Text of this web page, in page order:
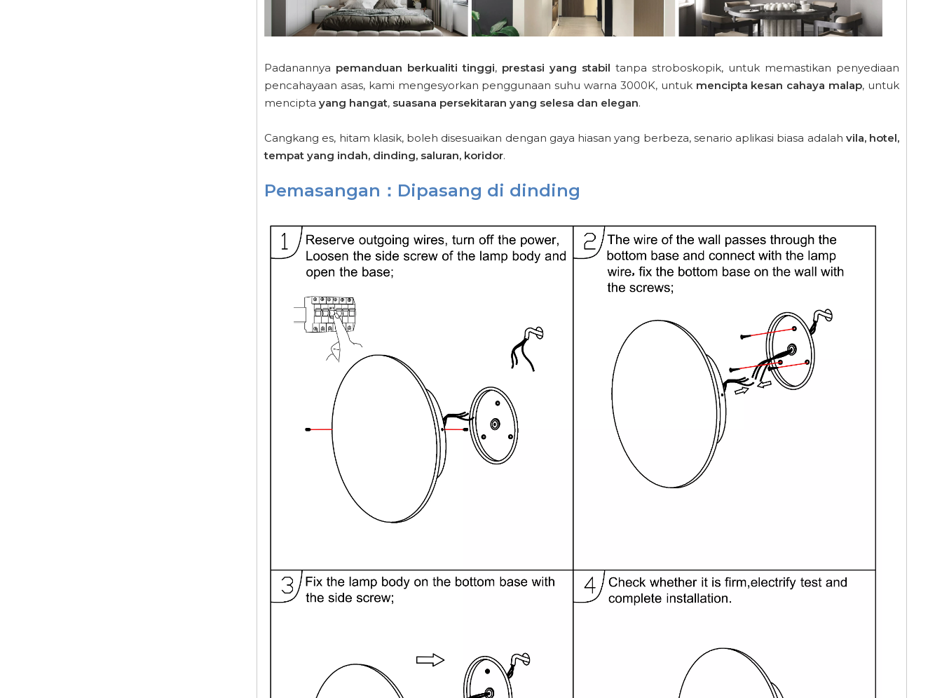
Padanannya pemanduan berkualiti tinggi, prestasi yang stabil tanpa stroboskopik, untuk memastikan penyediaan
pencahayaan asas, kami mengesyorkan penggunaan suhu warna 3000K, untuk mencipta kesan cahaya malap, untuk
mencipta yang hangat, suasana persekitaran yang selesa dan elegan.
Cangkang es, hitam klasik, boleh disesuaikan dengan gaya hiasan yang berbeza, senario aplikasi biasa adalah vila, hotel,
tempat yang indah, dinding, saluran, koridor.
Pemasangan：Dipasang di dinding